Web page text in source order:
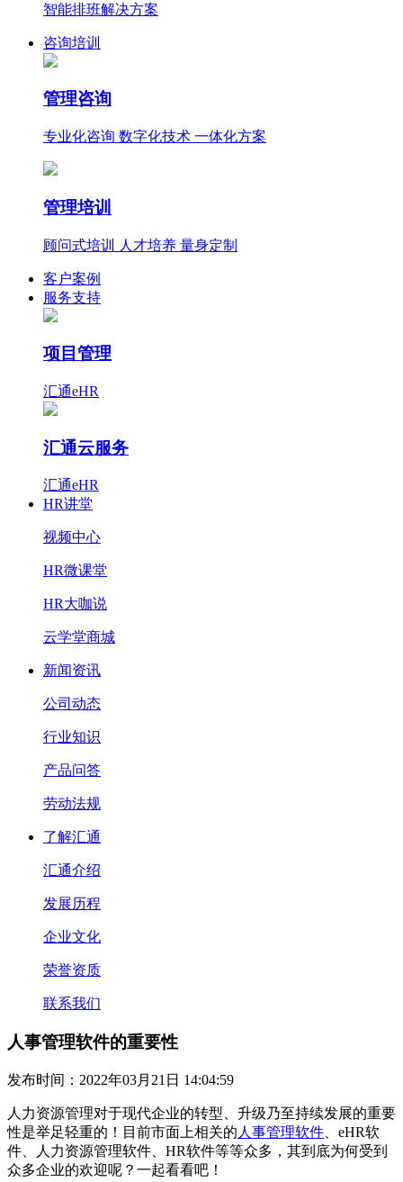
智能排班解决方案
咨询培训
管理咨询
专业化咨询 数字化技术 一体化方案
管理培训
顾问式培训 人才培养 量身定制
客户案例
服务支持
项目管理
汇通eHR
汇通云服务
汇通eHR
HR讲堂
视频中心
HR微课堂
HR大咖说
云学堂商城
新闻资讯
公司动态
行业知识
产品问答
劳动法规
了解汇通
汇通介绍
发展历程
企业文化
荣誉资质
联系我们
人事管理软件的重要性
发布时间：2022年03月21日 14:04:59
人力资源管理对于现代企业的转型、升级乃至持续发展的重要
性是举足轻重的！目前市面上相关的 人事管理软件 eHR软
件、人力资源管理软件、 HR软件等等众多，其到底为何受到
众多企业的欢迎呢？一起看看吧！